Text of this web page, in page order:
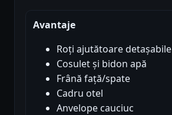
Avantaje
Roți ajutătoare detașabile
Cosulet și bidon apă
Frână față/spate
Cadru otel
Anvelope cauciuc